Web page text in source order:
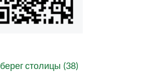
берег столицы (38)